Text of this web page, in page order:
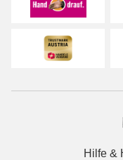
Hilfe &